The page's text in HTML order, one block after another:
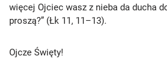
więcej Ojciec wasz z nieba da ducha
proszą?” (Łk 11, 11–13).
Ojcze Święty!